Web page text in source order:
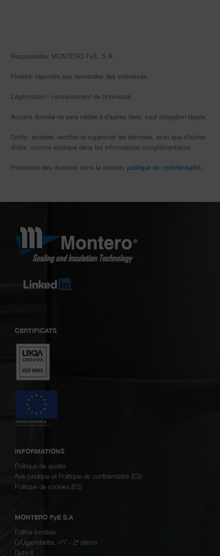
Responsable: MONTERO FyE, S.A.
Finalité: répondre aux demandes des intéressés.
Légitimation : consentement de l'intéressé.
Aucune donnée ne sera cédée à d'autres tiers, sauf obligation légale.
Droits: accéder, rectifier et supprimer les données, ainsi que d'autres
droits, comme expliqué dans les informations complémentaires.
Protection des données dans la section: politique de confidentialité.
CERTIFICATS
INFORMATIONS
Politique de qualité
Avis juridique et Politique de confidentialité (ES)
Politique de cookies (ES)
MONTERO FyE S.A
Édifice Innobak
C/Ugartebeitia, nº7 - 2ª planta
Dpto.8